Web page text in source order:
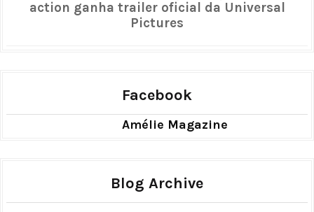
action ganha trailer oficial da Universal
Pictures
Facebook
Amélie Magazine
Blog Archive